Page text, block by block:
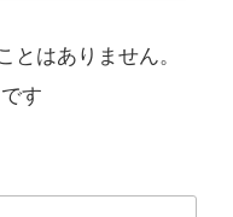
とはありません。
す